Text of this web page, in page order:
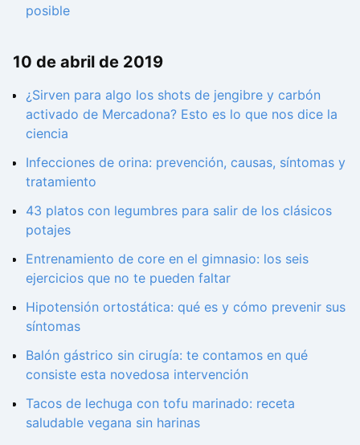
posible
10 de abril de 2019
¿Sirven para algo los shots de jengibre y carbón
activado de Mercadona? Esto es lo que nos dice la
ciencia
Infecciones de orina: prevención, causas, síntomas y
tratamiento
43 platos con legumbres para salir de los clásicos
potajes
Entrenamiento de core en el gimnasio: los seis
ejercicios que no te pueden faltar
Hipotensión ortostática: qué es y cómo prevenir sus
síntomas
Balón gástrico sin cirugía: te contamos en qué
consiste esta novedosa intervención
Tacos de lechuga con tofu marinado: receta
saludable vegana sin harinas